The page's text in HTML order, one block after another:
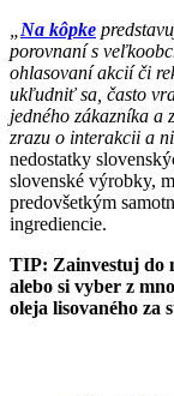
Na kôpke
porovnaní s
ohlasovaní akcií či
ukľudniť sa, často
jedného zákazníka a
zrazu o interakcii a
nedostatky
slovenské výrobky,
predovšetkým
ingrediencie.
TIP: Zainvestuj do
alebo si vyber z
oleja lisovaného za